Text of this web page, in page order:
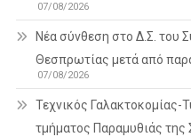
07/08/2026
Νέα σύνθεση στο Δ.Σ. του
Θεσπρωτίας μετά από
07/08/2026
Τεχνικός Γαλακτοκομίας-
τμήματος Παραμυθιάς της